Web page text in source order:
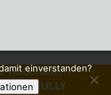
vorbehalten |
FULLY
einverstanden?